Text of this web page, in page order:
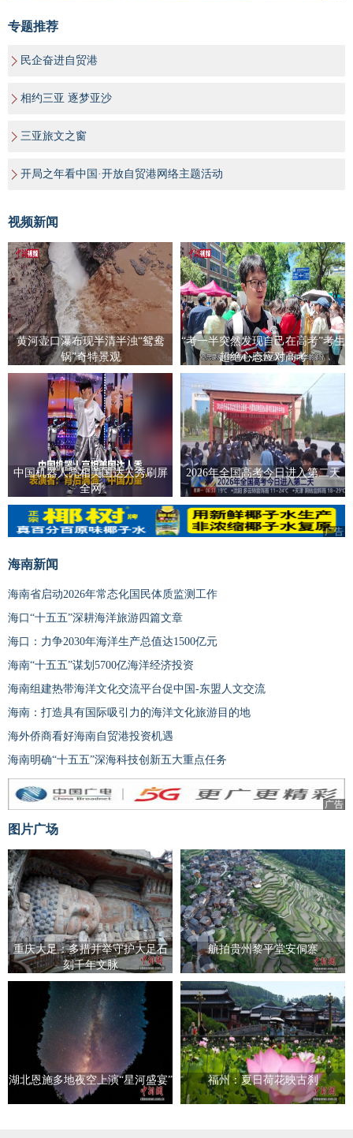
专题推荐
民企奋进自贸港
相约三亚 逐梦亚沙
三亚旅文之窗
开局之年看中国·开放自贸港网络主题活动
视频新闻
黄河壶口瀑布现半清半浊“鸳鸯
锅”奇特景观
“考一半突然发现自己在高考”考生
超绝心态应对高考
中国机器人亮相美国达人秀刷屏
全网
2026年全国高考今日进入第二天
广告
海南新闻
海南省启动2026年常态化国民体质监测工作
海口“十五五”深耕海洋旅游四篇文章
海口：力争2030年海洋生产总值达1500亿元
海南“十五五”谋划5700亿海洋经济投资
海南组建热带海洋文化交流平台促中国-东盟人文交流
海南：打造具有国际吸引力的海洋文化旅游目的地
海外侨商看好海南自贸港投资机遇
海南明确“十五五”深海科技创新五大重点任务
广告
图片广场
重庆大足：多措并举守护大足石
刻千年文脉
航拍贵州黎平堂安侗寨
湖北恩施多地夜空上演“星河盛宴” 福州：夏日荷花映古刹